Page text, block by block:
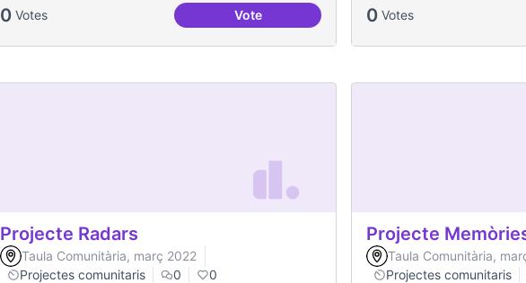
0 Votes VoteRedefinició Casal de Barri
0 Votes
Projecte Radars
Taula Comunitària, març 2022
Projectes comunitaris
0 0
Projecte
Taula Comunitària,
Projectes comunitaris